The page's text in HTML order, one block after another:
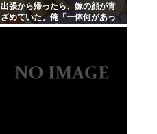
出張から帰ったら、嫁の顔が青
ざめていた。俺「一体何があっ
たんだ？」嫁「…」→子供たち